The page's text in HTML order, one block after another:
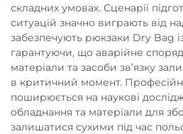
складних умовах. Сценарії
ситуацій значно виграють від
забезпечують рюкзаки Dry Bag
гарантуючи, що аварійне
матеріали та засоби зв’язку
в критичний момент.
поширюється на наукові
обладнання та матеріали для
залишатися сухими під час